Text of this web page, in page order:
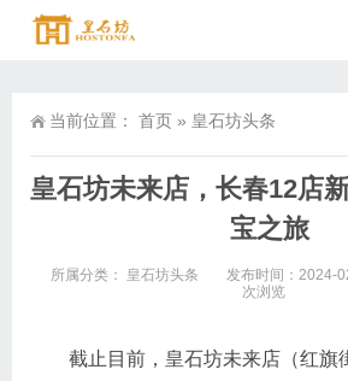
当前位置： 首页 » 皇石坊头条
皇石坊未来店，长春12店
宝之旅
所属分类： 皇石坊头条 发布时间：2024-
次浏览
截止目前，皇石坊未来店（红旗